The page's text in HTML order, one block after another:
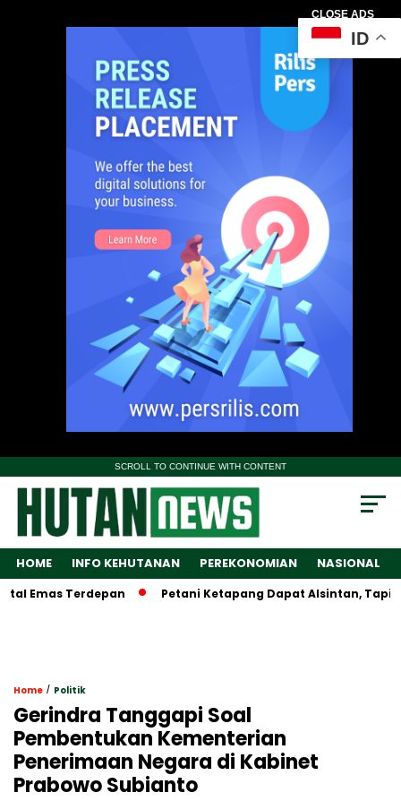
CLOSE ADS
SCROLL TO CONTINUE WITH CONTENT
HOME INFO KEHUTANAN PEREKONOMIAN NASIONAL
Terdepan Petani Ketapang Dapat Alsintan, Tapi
Home / Politik
Gerindra Tanggapi Soal
Pembentukan Kementerian
Penerimaan Negara di Kabinet
Prabowo Subianto
ID